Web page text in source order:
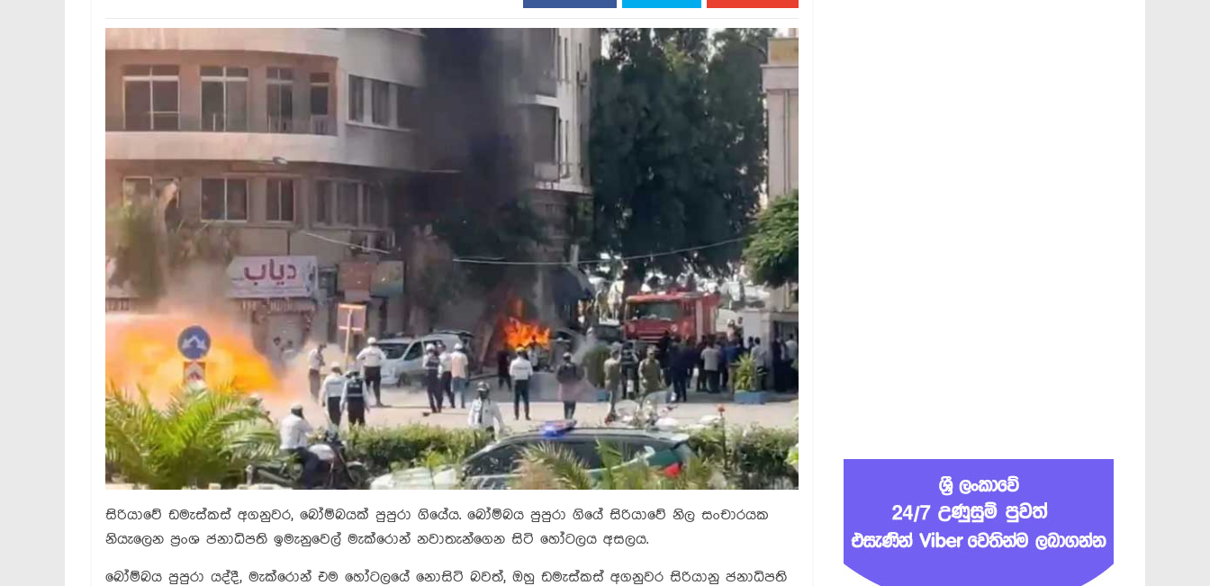
සිරියාවේ ඩමැස්කස් අගනුවර, බෝම්බයක් පුපුරා ගියේය. බෝම්බය පුපුරා ගියේ සිරියාවේ නිල සංචාරයක
නියැලෙන ප්‍රංශ ජනාධිපති ඉමැනුවෙල් මැක්රොන් නවාතැන්ගෙන සිටි හෝටලය අසලය.
බෝම්බය පුපුරා යද්දී, මැක්රොන් එම හෝටලයේ නොසිටි බවත්, ඔහු ඩමැස්කස් අගනුවර සිරියානු ජනාධිපති